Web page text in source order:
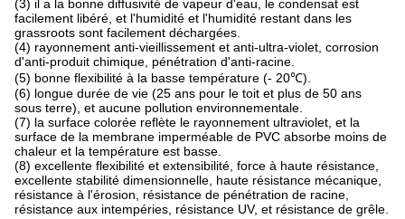
(3) il a la bonne diffusivité de vapeur d'eau, le condensat est
facilement libéré, et l'humidité et l'humidité restant dans les
grassroots sont facilement déchargées.
(4) rayonnement anti-vieillissement et anti-ultra-violet, corrosion
d'anti-produit chimique, pénétration d'anti-racine.
(5) bonne flexibilité à la basse température (- 20℃).
(6) longue durée de vie (25 ans pour le toit et plus de 50 ans
sous terre), et aucune pollution environnementale.
(7) la surface colorée reflète le rayonnement ultraviolet, et la
surface de la membrane imperméable de PVC absorbe moins de
chaleur et la température est basse.
(8) excellente flexibilité et extensibilité, force à haute résistance,
excellente stabilité dimensionnelle, haute résistance mécanique,
résistance à l'érosion, résistance de pénétration de racine,
résistance aux intempéries, résistance UV, et résistance de grêle.